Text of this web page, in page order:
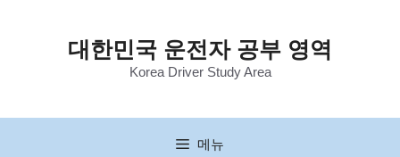
너
대한민국 운전자 공부 영역
Korea Driver Study Area
메뉴